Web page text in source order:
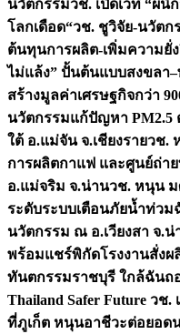
นวัตกรรมวช. เปิดเวที “ผนึ
โลกเดือด“วช. ชูวิจัย-นวัตก
ต้นทุนการผลิต-เพิ่มความยั่
ไม่แล้ง” ปั้นต้นแบบสงขลา–
สร้างมูลค่าเศรษฐกิจกว่า
นวัตกรรมแก้ปัญหา
ใต้ อ.แม่จัน จ.เชียงรายวช.
การผลิตกาแฟ และศูนย์ถ่า
อ.แม่จริม จ.น่านวช. หนุน ม
ระดับระบบเตือนภัยน้ำท่ว
นวัตกรรม ณ อ.เวียงสา จ.น่
พร้อมแชร์พิกัดโรงงานสั่งผ
ทันตกรรมราชบุรี ใกล้ฉันถ
Thailand Safer Future วช
ที่ภูเก็ต หนุนอาชีวะต่อยอด